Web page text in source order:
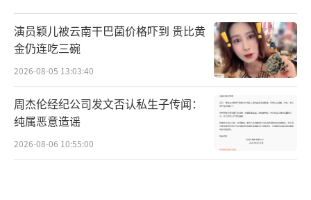
演员颖儿被云南干巴菌价格吓到 贵比黄
金仍连吃三碗
2026-08-05 13:03:40
周杰伦经纪公司发文否认私生子传闻：
纯属恶意造谣
2026-08-06 10:55:00